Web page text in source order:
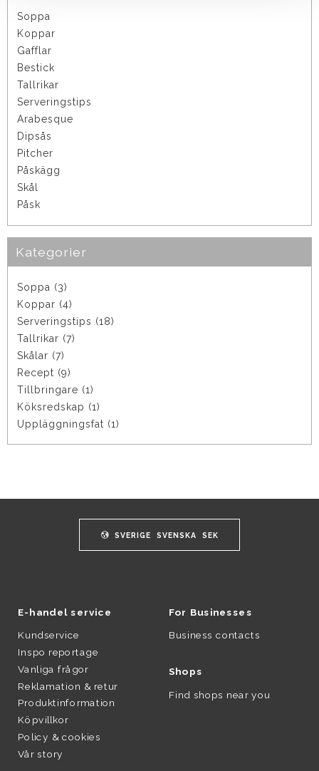
Soppa
Koppar
Gafflar
Bestick
Tallrikar
Serveringstips
Arabesque
Dipsås
Pitcher
Påskägg
Skål
Påsk
Kategorier
Soppa (3)
Koppar (4)
Serveringstips (18)
Tallrikar (7)
Skålar (7)
Recept (9)
Tillbringare (1)
Köksredskap (1)
Uppläggningsfat (1)
SVERIGE SVENSKA SEK
E-handel service
Kundservice
Inspo reportage
Vanliga frågor
Reklamation & retur
Produktinformation
Köpvillkor
Policy & cookies
Vår story
For Businesses
Business contacts
Shops
Find shops near you